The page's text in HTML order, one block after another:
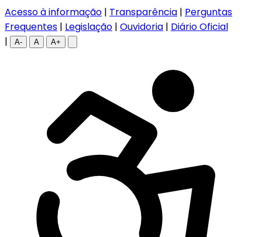
Acesso à informação | Transparência | Perguntas
Frequentes | Legislação | Ouvidoria | Diário Oficial
|
A- A A+